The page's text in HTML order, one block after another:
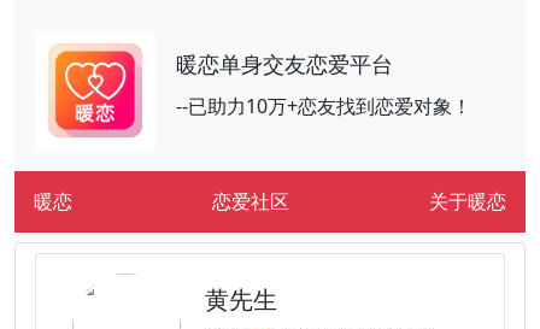
暖恋单身交友恋爱平台
--已助力10万+恋友找到恋爱对象！
暖恋 恋爱社区 关于暖恋
黄先生